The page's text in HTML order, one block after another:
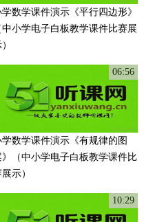
学数学课件演示《平行四边形》
中小学电子白板教学课件比赛展
06:56
学数学课件演示《有规律的图
》（中小学电子白板教学课件比
示）
10:29